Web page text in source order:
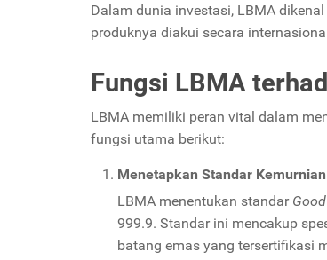
Dalam dunia investasi, LBMA
produknya diakui secara
Fungsi LBMA
LBMA memiliki peran vital dalam
fungsi utama berikut:
Menetapkan Standar
LBMA menentukan standar
999.9. Standar ini mencakup
batang emas yang tersertifikasi